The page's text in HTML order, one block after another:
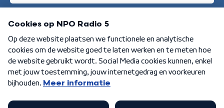
Aanmelden
Algemene voorwaarden Privacybeleid